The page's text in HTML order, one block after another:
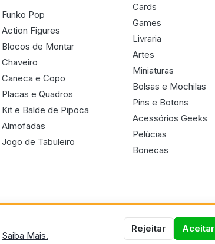
Saiba Mais.
Rejeitar Aceitar
Funko Pop
Action Figures
Blocos de Montar
Chaveiro
Caneca e Copo
Placas e Quadros
Kit e Balde de Pipoca
Almofadas
Jogo de Tabuleiro
Cards
Games
Livraria
Artes
Miniaturas
Bolsas e Mochilas
Pins e Botons
Acessórios Geeks
Pelúcias
Bonecas